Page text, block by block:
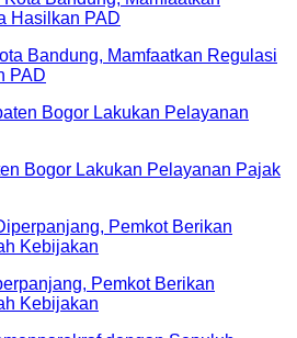
Bandung, Mamfaatkan Regulasi
PAD
Bogor Lakukan Pelayanan Pajak
Pemkot Berikan
Kebijakan